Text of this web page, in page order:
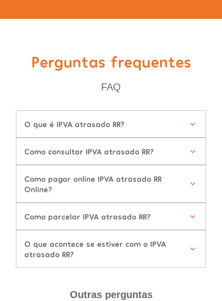
Perguntas frequentes
FAQ
O que é IPVA atrasado RR?
Como consultar IPVA atrasado RR?
Como pagar online IPVA atrasado RR
Online?
Como parcelar IPVA atrasado RR?
O que acontece se estiver com o IPVA
atrasado RR?
Outras perguntas